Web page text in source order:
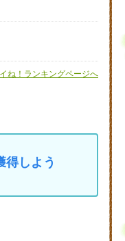
ね！ランキングページへ
しよう